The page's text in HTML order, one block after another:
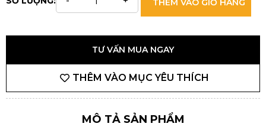
TƯ VẤN MUA NGAY
THÊM VÀO MỤC YÊU THÍCH
MÔ TẢ SẢN PHẨM